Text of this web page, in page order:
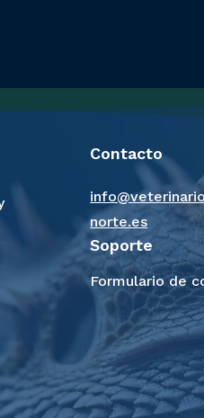
Contacto
norte.es
Soporte
Formulario de